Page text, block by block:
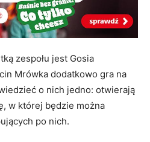
zespołu jest Gosia
Mrówka dodatkowo gra na
o nich jedno: otwierają
w której będzie można
po nich.